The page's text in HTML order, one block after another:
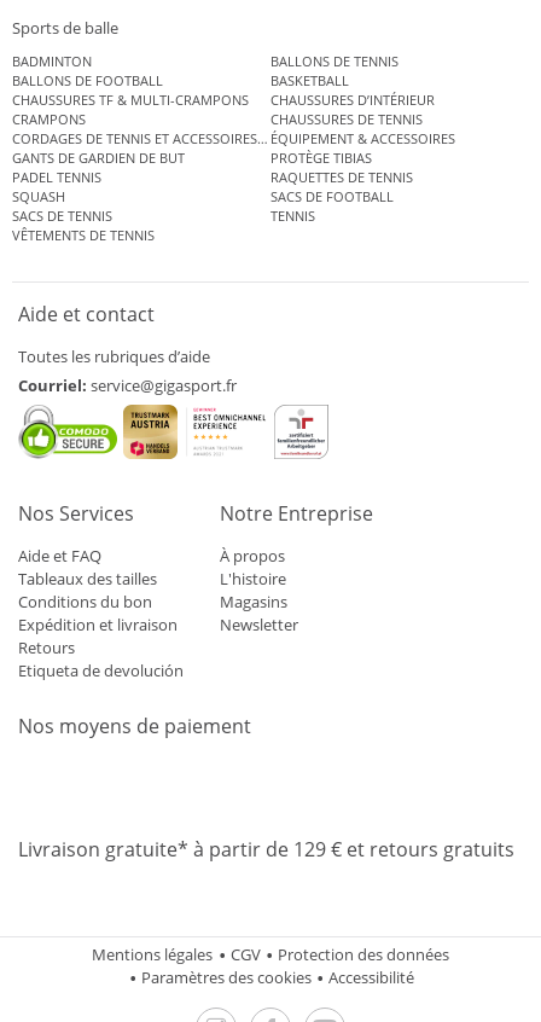
Sports de balle
BADMINTON
BALLONS DE TENNIS
BALLONS DE FOOTBALL
BASKETBALL
CHAUSSURES TF & MULTI-CRAMPONS
CHAUSSURES D’INTÉRIEUR
CRAMPONS
CHAUSSURES DE TENNIS
CORDAGES DE TENNIS ET ACCESSOIRES DE TENNISÉQUIPEMENT & ACCESSOIRES
GANTS DE GARDIEN DE BUT
PROTÈGE TIBIAS
PADEL TENNIS
RAQUETTES DE TENNIS
SQUASH
SACS DE FOOTBALL
SACS DE TENNIS
TENNIS
VÊTEMENTS DE TENNIS
Aide et contact
Toutes les rubriques d’aide
Courriel: service@gigasport.fr
Nos Services
Aide et FAQ
Tableaux des tailles
Conditions du bon
Expédition et livraison
Retours
Etiqueta de devolución
Notre Entreprise
À propos
L'histoire
Magasins
Newsletter
Nos moyens de paiement
Livraison gratuite* à partir de 129 € et retours gratuits
Mentions légales CGV
Protection des données
Paramètres des cookies
Accessibilité